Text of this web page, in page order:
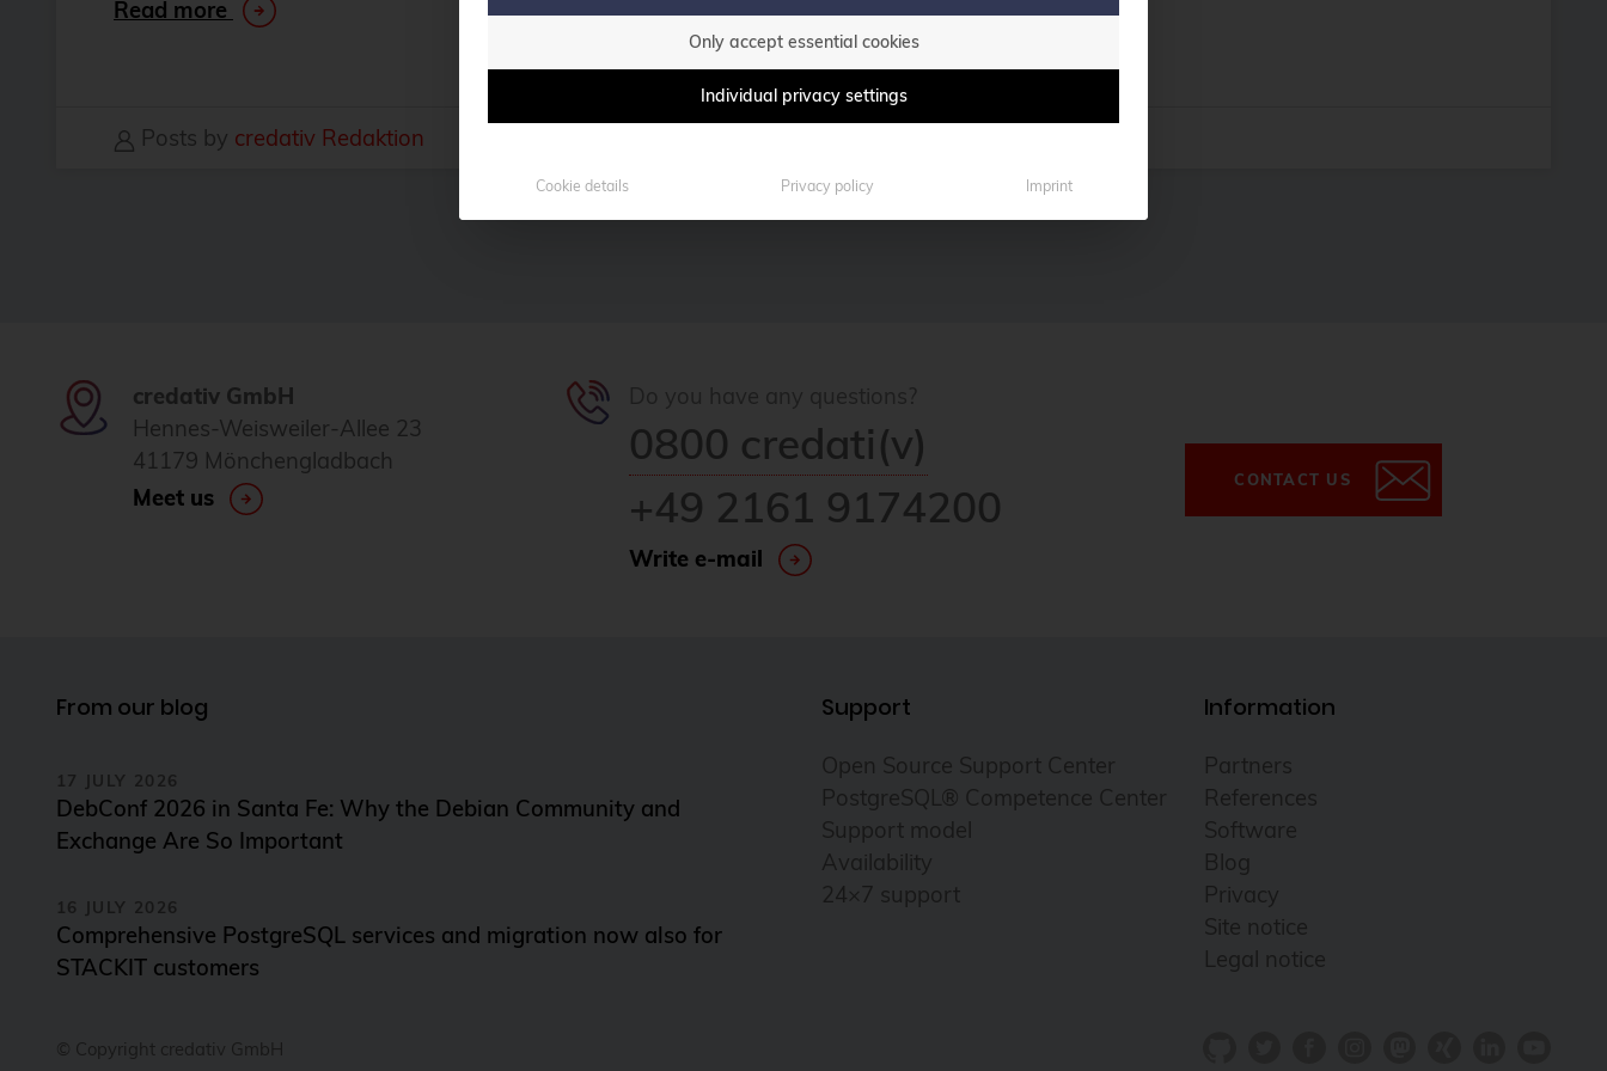
Read more
Posts by credativ Redaktion
credativ GmbH
Hennes-Weisweiler-Allee 23
41179 Mönchengladbach
Meet us
0800 credati(v)
+49 2161 9174200
Write e-mail
CONTACT US
From our blog
17 JULY 2026
DebConf 2026 in Santa Fe: Why the Debian Community and
Exchange Are So Important
16 JULY 2026
Comprehensive PostgreSQL services and migration now also for
STACKIT customers
Support
Open Source Support Center
PostgreSQL® Competence Center
Support model
Availability
24×7 support
Information
Partners
References
Software
Blog
Privacy
Site notice
Legal notice
© Copyright credativ GmbH
Only accept essential cookies
Individual privacy settings
Cookie details Privacy policy Imprint